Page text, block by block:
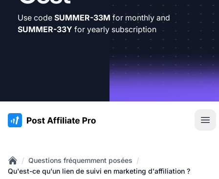
Use code SUMMER-33M for monthly and
SUMMER-33Y for yearly subscription
:site.title
Home
/ Questions fréquemment posées /
Qu'est-ce qu'un lien de suivi en marketing d'affiliation ?